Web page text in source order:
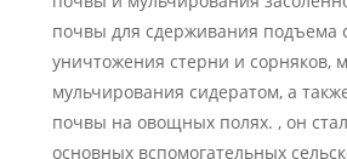
почвы для сдерживания подъема
уничтожения стерни и сорняков,
мульчирования сидератом, а
почвы на овощных полях. , он
основных вспомогательных